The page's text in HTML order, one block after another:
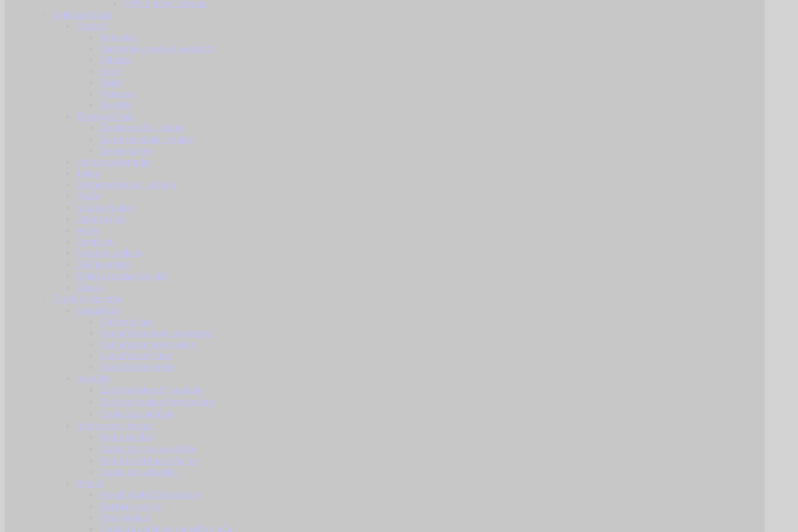
HPA dijelovi i dodaci
Odjeća i obuća
Dodaci
Rukavice
Fantomke, maske i ovratnici
Šilterice
Kape
Šeširi
Marame
Beretke
Ženska odjeća
Ženske hlače i suknje
Ženske košulje i majice
Ženske jakne
Uniforma komplet
Jakne
Borbene majice i košulje
Hlače
Kratke majice
Duge majice
Veste
Donji veš
Sportska odjeća
Dječja odjeća
Odjeća i dodaci za kišu
Obuća
Taktička oprema
Kamuflaža
Ghille odijela
Kamuflažna boja za opremu
Kamuflažne boje za lice
Kamuflažne trake
Kamuflažne mreže
Naočale
Zaštitne (airsoft) naočale
Zaštitne (balističke) naočale
Dodaci za naočale
Radio veza i dodaci
Radio uređaji
Dodaci za radio uređaje
Radio i zaštitne slušalice
Dodaci za slušalice
Prsluci
Nosači balističke zaštite
Borbeni prsluci
Prsni prsluci
Dodaci za prsluke i nosače ploča